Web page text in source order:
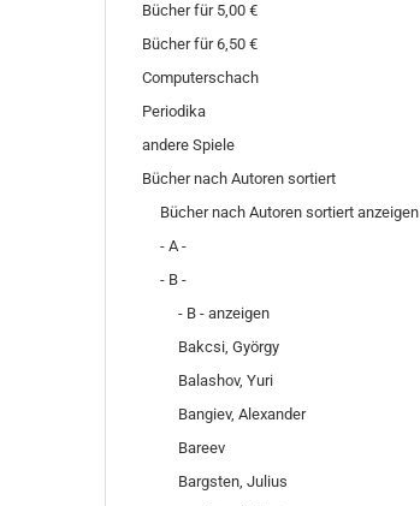
Bücher für 5,00 €
Bücher für 6,50 €
Computerschach
Periodika
andere Spiele
Bücher nach Autoren sortiert
Bücher nach Autoren sortiert anzeigen
- A -
- B -
- B - anzeigen
Bakcsi, György
Balashov, Yuri
Bangiev, Alexander
Bareev
Bargsten, Julius